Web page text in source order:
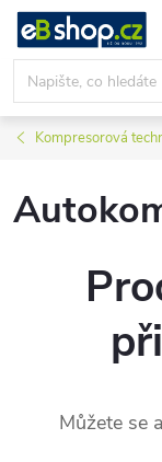
Přejít
obsah
Kompresorová
Můžete se